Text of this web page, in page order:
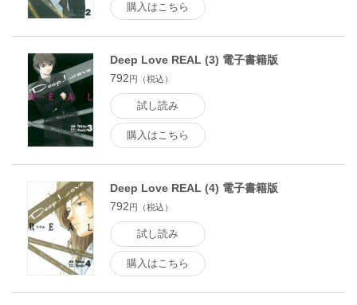
購入はこちら
Deep Love REAL (3) 電子書籍版
792円（税込）
試し読み
購入はこちら
Deep Love REAL (4) 電子書籍版
792円（税込）
試し読み
購入はこちら